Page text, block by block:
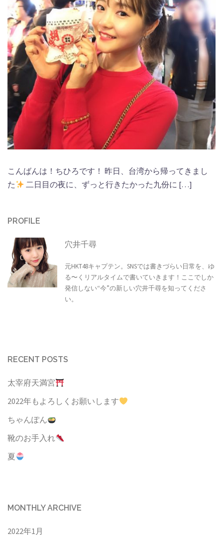
こんばんは！ちひろです！ 昨日、台湾から帰ってきまし
た
二日目の夜に、ずっと行きたかった九份に […]
PROFILE
穴井千尋
元HKT48キャプテン。SNSでは書きづらい日常を、ゆ
る〜くリアルタイムで書いていきます！ここでしか
発信しない“今”の新しい穴井千尋を知ってくださ
い。
RECENT POSTS
太宰府天満宮
2022年もよろしくお願いします
ちゃんぽん
靴のお手入れ
夏
MONTHLY ARCHIVE
2022年1月